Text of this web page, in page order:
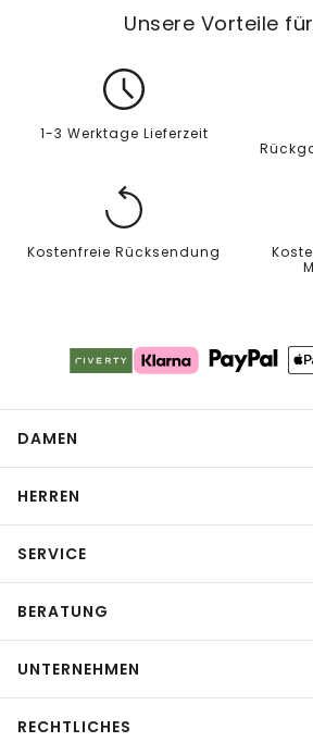
Unsere Vorteile
1-3 Werktage Lieferzeit
Kostenfreie Rücksendung
DAMEN
HERREN
SERVICE
BERATUNG
UNTERNEHMEN
RECHTLICHES